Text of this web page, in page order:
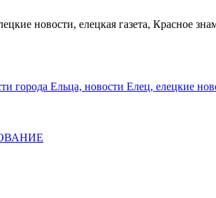
новости, елецкая газета, Красное
города Ельца, новости Елец, елецкие